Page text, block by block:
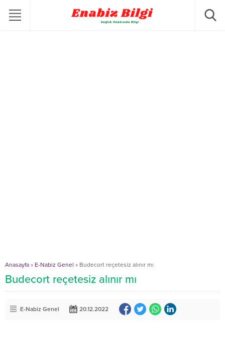
Anasayfa » E-Nabiz Genel » Budecort reçetesiz alınır mı
Budecort reçetesiz alınır mı
E-Nabiz Genel 20.12.2022